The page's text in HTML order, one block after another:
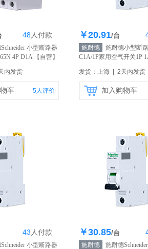
377个 48 人付款
小型断路器
4P D1A
【自营】
内发货
车 5人评价
库存379个
￥20.91/台
施耐德
施耐德小型断
C1A/1P家用空气开关1P
发货：上海 | 2天内发货
加入购物车
418个 43 人付款
小型断路器
库存366个
￥30.85/台
施耐德
施耐德